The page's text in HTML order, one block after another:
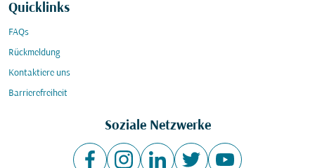
Quicklinks
FAQs
Rückmeldung
Kontaktiere uns
Barrierefreiheit
Soziale Netzwerke